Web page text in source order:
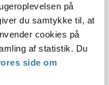
på
du samtykke til, at
cookies på
af statistik. Du
side om